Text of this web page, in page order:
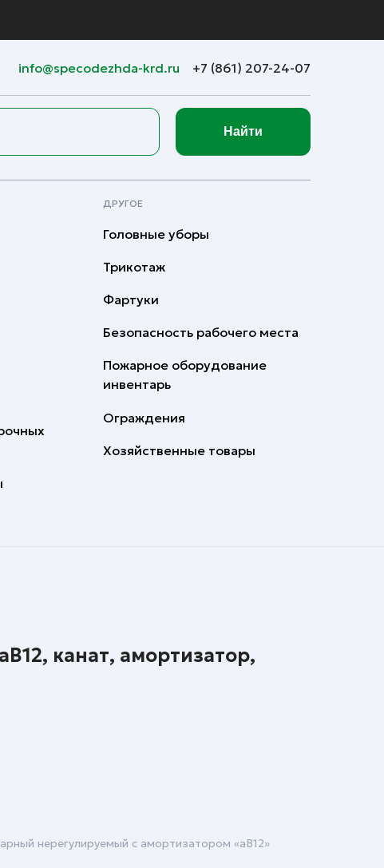
info@specodezhda-krd.ru +7 (861) 207-24-07
Найти
Головные уборы
Трикотаж
Фартуки
Безопасность рабочего места
Пожарное оборудование
инвентарь
Ограждения
Хозяйственные товары
ДРУГОЕ
канат, амортизатор,
нерегулируемый с амортизатором «aB12»